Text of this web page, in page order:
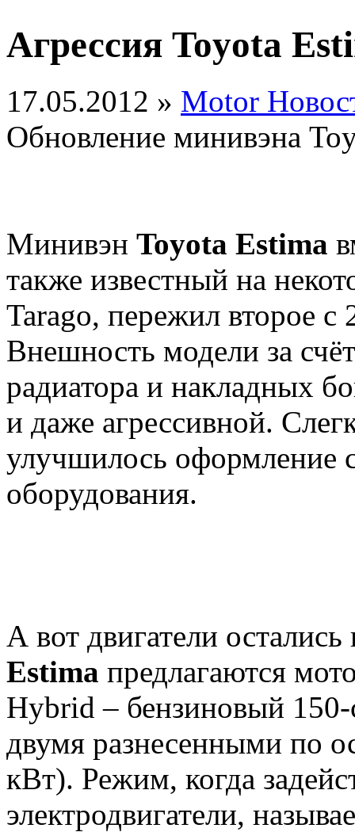
Агрессия Toyota
17.05.2012 » Motor
Обновление минивэна
Минивэн Toyota Estima
также известный на
Tarago, пережил второе с
Внешность модели за
радиатора и накладных
и даже агрессивной.
улучшилось оформление
оборудования.
А вот двигатели
Estima предлагаются
Hybrid – бензиновый 150-
двумя разнесенными по
кВт). Режим, когда
электродвигатели,